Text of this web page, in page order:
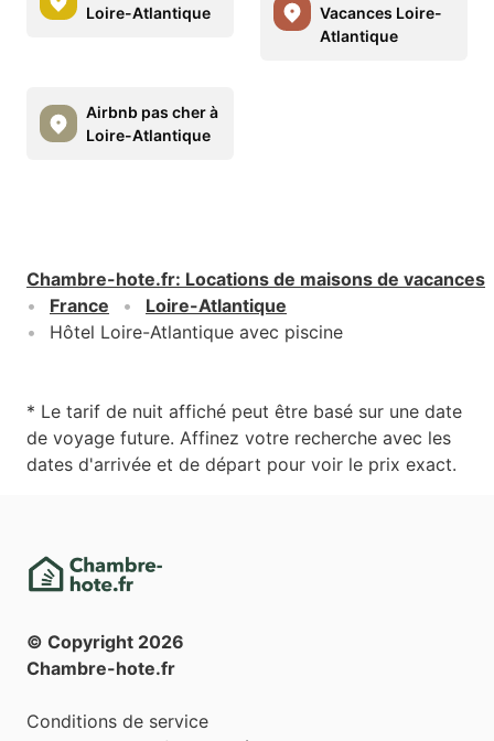
Loire-Atlantique
Vacances Loire-
Atlantique
Airbnb pas cher à
Loire-Atlantique
Chambre-hote.fr: Locations de maisons de vacances
France
Loire-Atlantique
Hôtel Loire-Atlantique avec piscine
* Le tarif de nuit affiché peut être basé sur une date
de voyage future. Affinez votre recherche avec les
dates d'arrivée et de départ pour voir le prix exact.
© Copyright 2026
Chambre-hote.fr
Conditions de service